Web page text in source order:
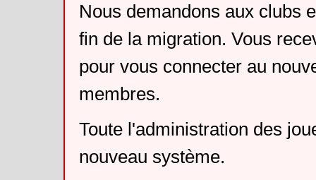
Nous demandons aux clubs
fin de la migration. Vous
pour vous connecter au
membres.
Toute l'administration des
nouveau système.